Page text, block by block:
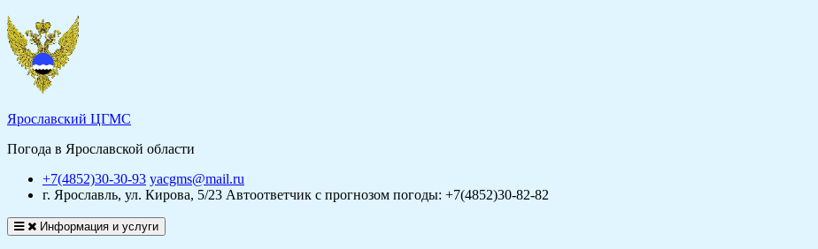
Ярославский ЦГМС
Погода в Ярославской области
+7(4852)30-30-93 yacgms@mail.ru
г. Ярославль, ул. Кирова, 5/23 Автоответчик с прогнозом погоды: +7(4852)30-82-82
Информация и услуги